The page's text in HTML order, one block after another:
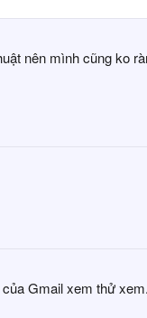
nên mình cũng ko
Gmail xem thử xem.